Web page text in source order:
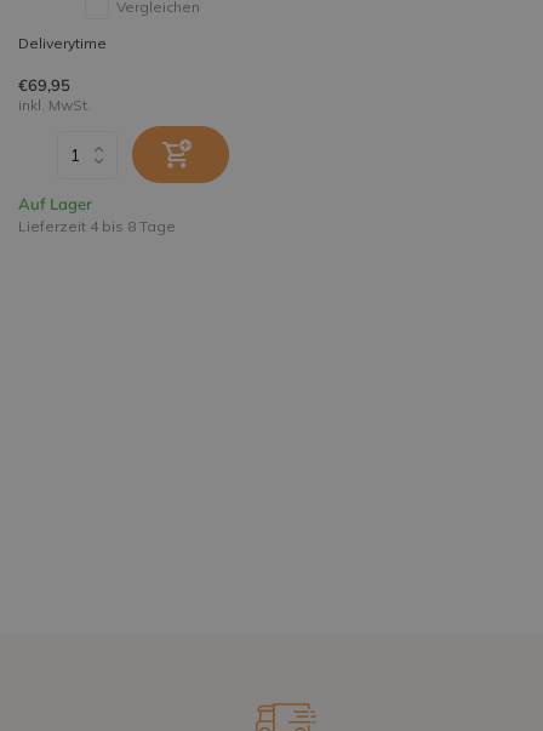
Vergleichen
Deliverytime
€69,95
inkl. MwSt.
Auf Lager
Lieferzeit 4 bis 8 Tage